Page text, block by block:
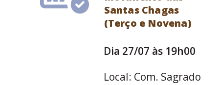
Santas Chagas
(Terço e Novena)
Dia 27/07 às 19h00
Local: Com. Sagrado